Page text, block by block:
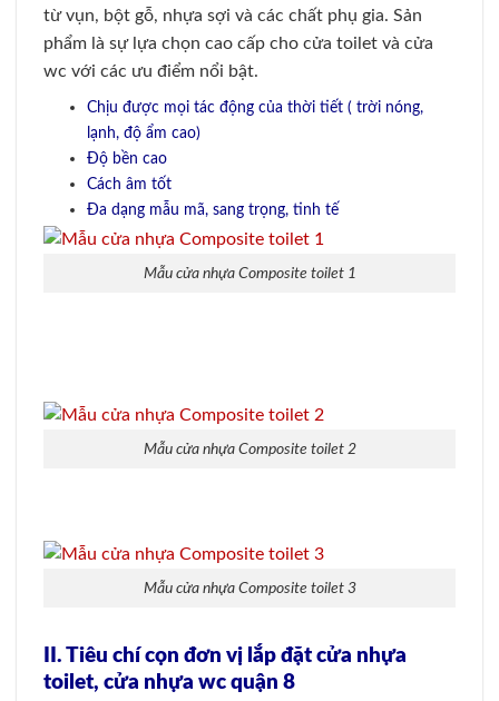
từ vụn, bột gỗ, nhựa sợi và các chất phụ gia. Sản
phẩm là sự lựa chọn cao cấp cho cửa toilet và cửa
wc với các ưu điểm nổi bật.
Chịu được mọi tác động của thời tiết ( trời nóng,
lạnh, độ ẩm cao)
Độ bền cao
Cách âm tốt
Đa dạng mẫu mã, sang trọng, tinh tế
Mẫu cửa nhựa Composite toilet 1
Mẫu cửa nhựa Composite toilet 2
Mẫu cửa nhựa Composite toilet 3
II. Tiêu chí cọn đơn vị lắp đặt cửa nhựa
toilet, cửa nhựa wc quận 8